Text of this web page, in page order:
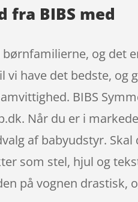
fra BIBS med
og det
vi have det bedste, og
BIBS
Når du er i
af babyudstyr. Skal
som stel, hjul og
på vognen drastisk,